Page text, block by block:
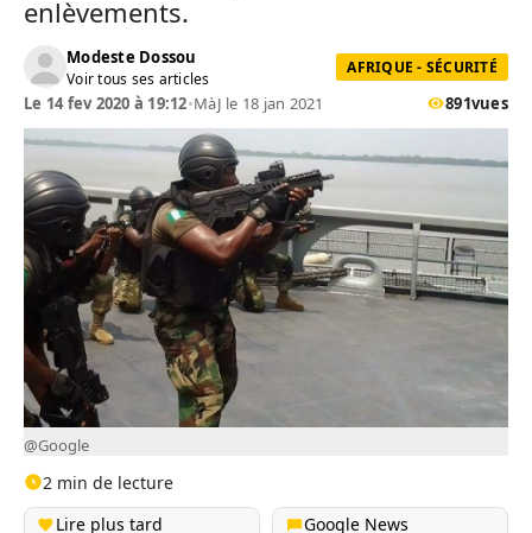
enlèvements.
Modeste Dossou
Voir tous ses articles
AFRIQUE - SÉCURITÉ
Le 14 fev 2020 à 19:12•MàJ le 18 jan 2021 891vues
@Google
2 min de lecture
Lire plus tard
Google News